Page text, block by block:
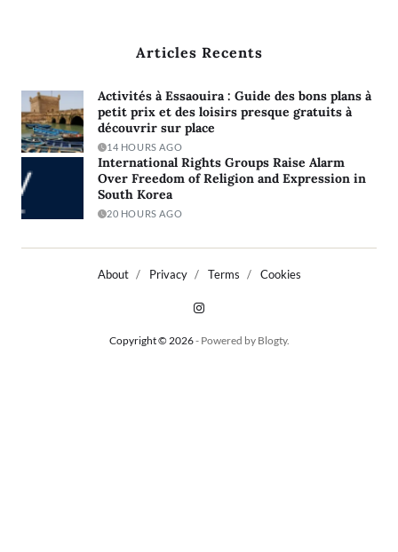
Articles Recents
Activités à Essaouira : Guide des bons plans à
petit prix et des loisirs presque gratuits à
découvrir sur place
14 HOURS AGO
International Rights Groups Raise Alarm
Over Freedom of Religion and Expression in
South Korea
20 HOURS AGO
Copyright © 2026- Powered by Blogty.
About Privacy Terms Cookies